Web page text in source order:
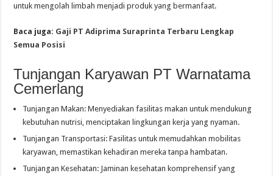
untuk mengolah limbah menjadi produk yang bermanfaat.
Baca juga: Gaji PT Adiprima Suraprinta Terbaru Lengkap
Semua Posisi
Tunjangan Karyawan PT Warnatama
Cemerlang
Tunjangan Makan: Menyediakan fasilitas makan untuk mendukung
kebutuhan nutrisi, menciptakan lingkungan kerja yang nyaman.
Tunjangan Transportasi: Fasilitas untuk memudahkan mobilitas
karyawan, memastikan kehadiran mereka tanpa hambatan.
Tunjangan Kesehatan: Jaminan kesehatan komprehensif yang